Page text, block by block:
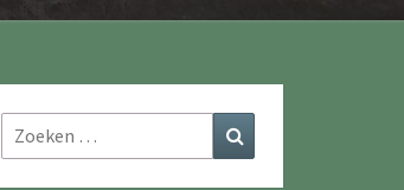
Zoeken
naar: